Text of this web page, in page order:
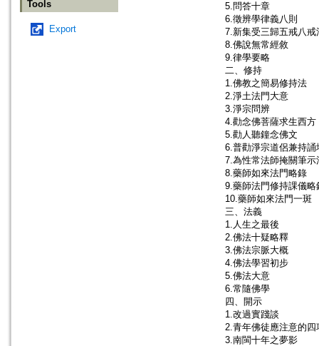
Tools
Export
5.問答十章
6.徵辨學律義八則
7.新集受三歸五戒八戒
8.佛說無常經敘
9.律學要略
二、修持
1.佛教之簡易修持法
2.淨土法門大意
3.淨宗問辨
4.勸念佛菩薩求生西方
5.勸人聽鐘念佛文
6.普勸淨宗道侶兼持誦
7.為性常法師掩關筆示
8.藥師如來法門略錄
9.藥師法門修持課儀略
10.藥師如來法門一斑
三、法義
1.人生之最後
2.佛法十疑略釋
3.佛法宗脈大概
4.佛法學習初步
5.佛法大意
6.常隨佛學
四、開示
1.改過實踐談
2.青年佛徒應注意的四
3.南閩十年之夢影